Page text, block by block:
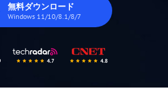
無料ダウンロード
Windows 11/10/8.1/8/7